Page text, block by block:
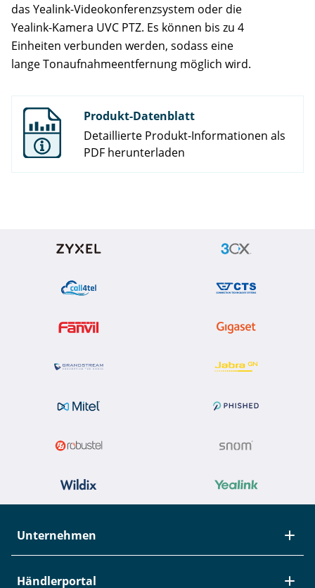
das Yealink-Videokonferenzsystem oder die
Yealink-Kamera UVC PTZ. Es können bis zu 4
Einheiten verbunden werden, sodass eine
lange Tonaufnahmeentfernung möglich wird.
Produkt-Datenblatt
Detaillierte Produkt-Informationen als
PDF herunterladen
Unternehmen
Über Studerus
Händlerportal